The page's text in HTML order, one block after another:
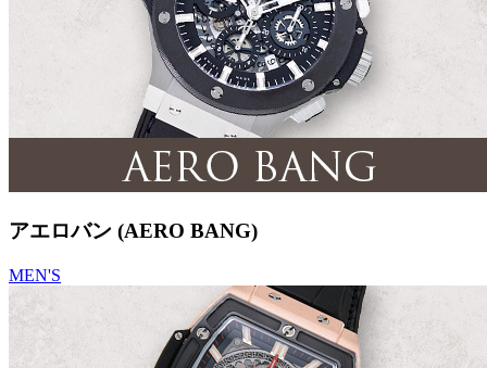
アエロバン (AERO BANG)
MEN'S